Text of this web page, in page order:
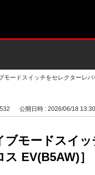
モードスイッチをセレクターレバ
公開日時 : 2026/06/18 13:30
モードスイ
EV(B5AW)］